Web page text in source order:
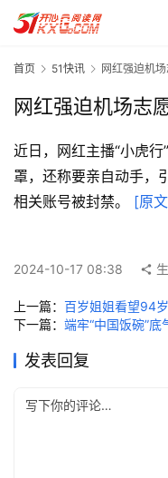
首
页
日
一
读
实
工
首页 51快讯 网红强迫机
网红强迫机场志
近日，网红主播“小虎
罩，还称要亲自动手，
相关账号被封禁。 [原
2024-10-17 08:38
上一篇： 百岁姐姐看望94
下一篇： 端牢“中国饭碗”底
发表回复